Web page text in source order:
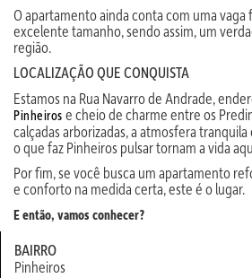
O apartamento ainda conta com uma vaga
excelente tamanho, sendo assim, um
região.
LOCALIZAÇÃO QUE CONQUISTA
Estamos na Rua Navarro de Andrade,
Pinheiros e cheio de charme entre os
calçadas arborizadas, a atmosfera
o que faz Pinheiros pulsar tornam a vida
Por fim, se você busca um apartamento
e conforto na medida certa, este é o lugar.
E então, vamos conhecer?
BAIRRO
Pinheiros